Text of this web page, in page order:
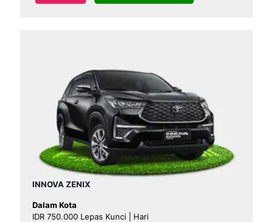
INNOVA ZENIX
Dalam Kota
IDR 750.000 Lepas Kunci | Hari